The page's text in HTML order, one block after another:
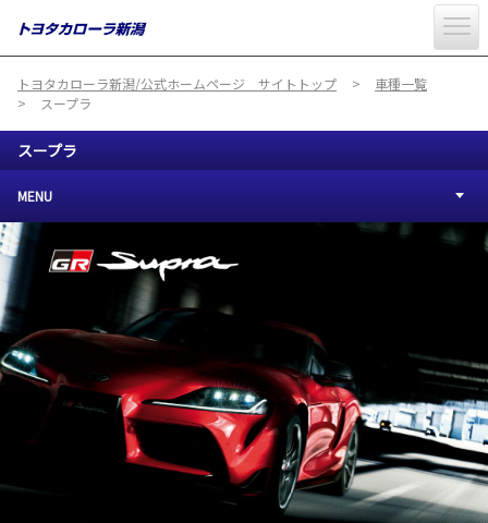
トヨタカローラ新潟/公式ホームページ サイトトップ
車種一覧
スープラ
スープラ
MENU